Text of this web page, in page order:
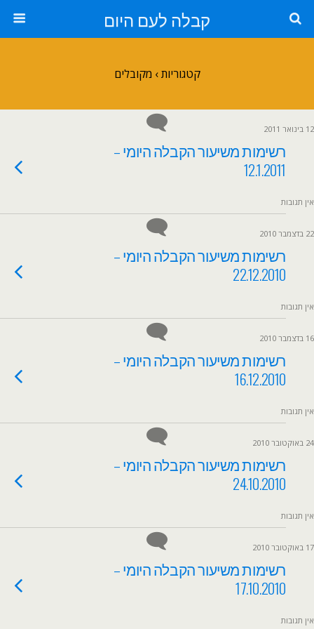
קבלה לעם היום
קטגוריות › מקובלים
12 בינואר 2011
רשימות משיעור הקבלה היומי –
12.1.2011
אין תגובות
22 בדצמבר 2010
רשימות משיעור הקבלה היומי –
22.12.2010
אין תגובות
16 בדצמבר 2010
רשימות משיעור הקבלה היומי –
16.12.2010
אין תגובות
24 באוקטובר 2010
רשימות משיעור הקבלה היומי –
24.10.2010
אין תגובות
17 באוקטובר 2010
רשימות משיעור הקבלה היומי –
17.10.2010
אין תגובות